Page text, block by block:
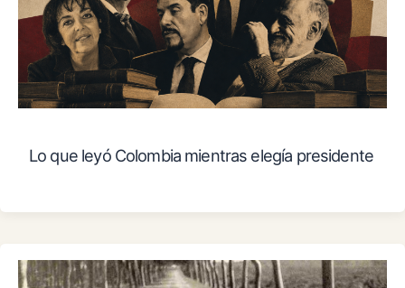
Lo que leyó Colombia mientras elegía presidente